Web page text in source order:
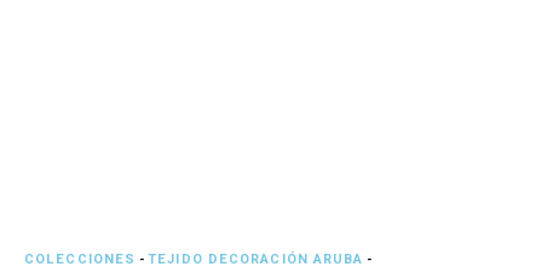
COLECCIONES -TEJIDO DECORACIÓN ARUBA -